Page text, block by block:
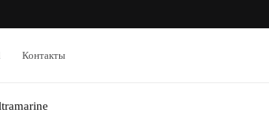
Контакты